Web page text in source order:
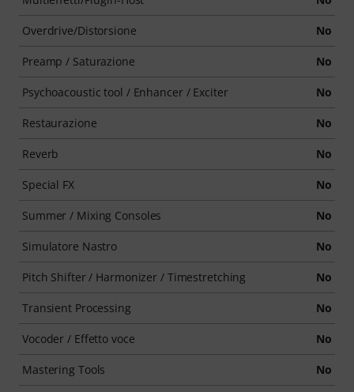
Overdrive/Distorsione No
Preamp / Saturazione No
Psychoacoustic tool / Enhancer / Exciter No
Restaurazione No
Reverb No
Special FX No
Summer / Mixing Consoles No
Simulatore Nastro No
Pitch Shifter / Harmonizer / Timestretching No
Transient Processing No
Vocoder / Effetto voce No
Mastering Tools No